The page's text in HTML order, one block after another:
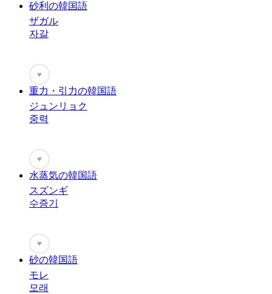
砂利の韓国語
ザガル
자갈
♥
重力・引力の韓国語
ジュンリョク
중력
♥
水蒸気の韓国語
スズンギ
수증기
♥
砂の韓国語
モレ
모래